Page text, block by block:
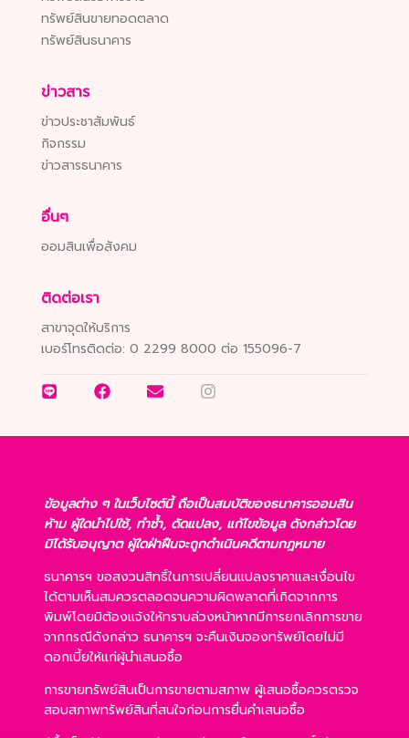
ทรัพย์สินขายทอดตลาด
ทรัพย์สินธนาคาร
ข่าวสาร
ข่าวประชาสัมพันธ์
กิจกรรม
ข่าวสารธนาคาร
อื่นๆ
ออมสินเพื่อสังคม
ติดต่อเรา
สาขาจุดให้บริการ
เบอร์โทรติดต่อ: 0 2299 8000 ต่อ 155096-7
ข้อมูลต่าง ๆ ในเว็บไซต์นี้ ถือเป็นสมบัติของธนาคารออมสิน
ห้าม ผู้ใดนำไปใช้, ทำซ้ำ, ดัดแปลง, แก้ไขข้อมูล ดังกล่าวโดย
มิได้รับอนุญาต ผู้ใดฝ่าฝืนจะถูกดำเนินคดีตามกฎหมาย
ธนาคารฯ ขอสงวนสิทธิ์ในการเปลี่ยนแปลงราคาและเงื่อนไข
ได้ตามเห็นสมควรตลอดจนความผิดพลาดที่เกิดจากการ
พิมพ์โดยมิต้องแจ้งให้ทราบล่วงหน้าหากมีการยกเลิกการขาย
จากกรณีดังกล่าว ธนาคารฯ จะคืนเงินจองทรัพย์โดยไม่มี
ดอกเบี้ยให้แก่ผู้นำเสนอซื้อ
การขายทรัพย์สินเป็นการขายตามสภาพ ผู้เสนอซื้อควรตรวจ
สอบสภาพทรัพย์สินที่สนใจก่อนการยื่นคำเสนอซื้อ